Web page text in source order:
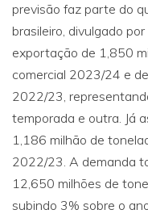
previsão faz parte do
brasileiro, divulgado
exportação de 1,850
comercial 2023/24 e
2022/23,
temporada e outra. Já
1,186 milhão de
2022/23. A demanda
12,650 milhões de
subindo 3% sobre o